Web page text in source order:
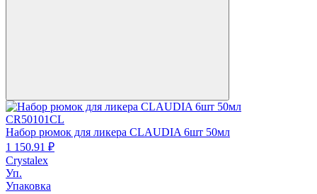
CR50101CL
Набор рюмок для ликера CLAUDIA 6шт 50мл
1 150.91 ₽
Crystalex
Уп.
Упаковка